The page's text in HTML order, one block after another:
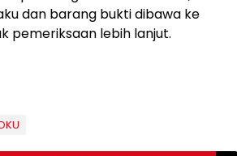
dan barang bukti dibawa ke
pemeriksaan lebih lanjut.